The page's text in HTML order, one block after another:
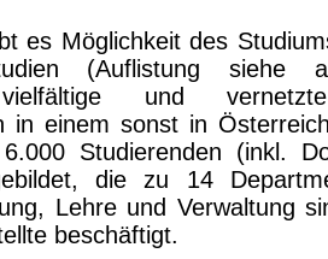
es Möglichkeit des
(Auflistung siehe
und
in einem sonst in
Studierenden (inkl.
die zu 14
Lehre und Verwaltung
beschäftigt.